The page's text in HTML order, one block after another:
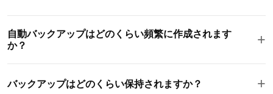
自動バックアップはどのくらい頻繁に作成されます
か？
+
す。毎日のバックアップは、性能に影響を与えないように非ピ
バックアップはどのくらい保持されますか？ +